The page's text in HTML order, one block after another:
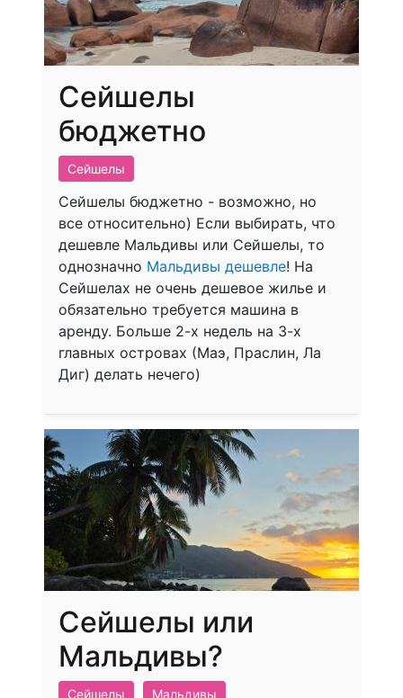
Сейшелы
бюджетно
Сейшелы
Сейшелы бюджетно - возможно, но
все относительно) Если выбирать, что
дешевле Мальдивы или Сейшелы, то
однозначно Мальдивы дешевле! На
Сейшелах не очень дешевое жилье и
обязательно требуется машина в
аренду. Больше 2-х недель на 3-х
главных островах (Маэ, Праслин, Ла
Диг) делать нечего)
Сейшелы или
Мальдивы?
Сейшелы Мальдивы